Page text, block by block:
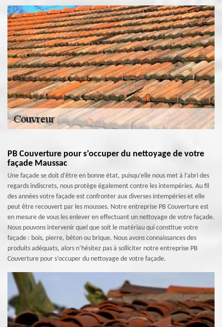
PB Couverture pour s’occuper du nettoyage de votre
façade Maussac
Une façade se doit d’être en bonne état, puisqu’elle nous met à l’abri des
regards indiscrets, nous protège également contre les intempéries. Au fil
des années votre façade est confronter aux diverses intempéries et elle
peut être recouvert par les mousses. Notre entreprise PB Couverture est
en mesure de vous les enlever en effectuant un nettoyage de votre façade.
Nous pouvons intervenir quel que soit le matériau qui constitue votre
façade : bois, pierre, béton ou brique. Nous avons connaissances des
produits adéquats, alors n’hésitez pas à solliciter notre entreprise PB
Couverture pour s’occuper du nettoyage de votre façade.